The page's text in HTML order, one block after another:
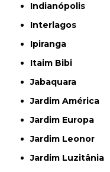
Indianópolis
Interlagos
Ipiranga
Itaim Bibi
Jabaquara
Jardim América
Jardim Europa
Jardim Leonor
Jardim Luzitânia